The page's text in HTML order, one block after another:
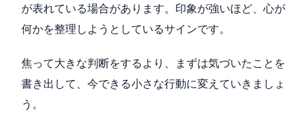
が表れている場合があります。印象が強いほど、心が
何かを整理しようとしているサインです。
焦って大きな判断をするより、まずは気づいたことを
書き出して、今できる小さな行動に変えていきましょ
う。